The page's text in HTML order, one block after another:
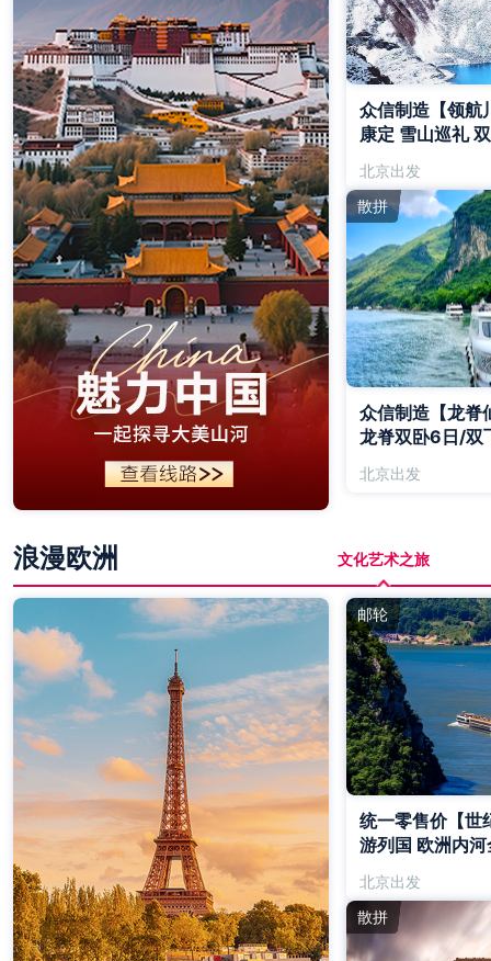
众信制造【领航
康定 雪山巡礼
北京出发
散拼
众信制造【龙脊
龙脊双卧6日/双
北京出发
浪漫欧洲 文化艺术之旅
邮轮
统一零售价【世
游列国 欧洲内
斯洛伐克 奥地
日
北京出发
散拼